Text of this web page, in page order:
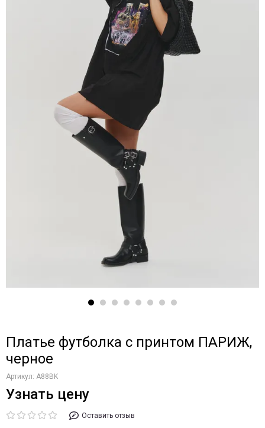
Платье футболка с принтом ПАРИЖ,
черное
Артикул: A88BK
Узнать цену
Оставить отзыв